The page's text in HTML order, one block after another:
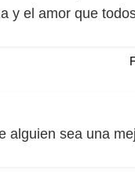
y el amor que
alguien sea una